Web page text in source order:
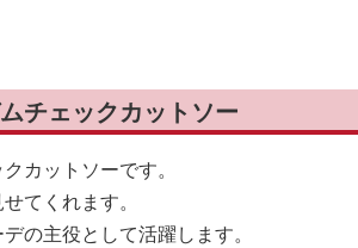
チェックカットソー
カットソーです。
てくれます。
の主役として活躍します。